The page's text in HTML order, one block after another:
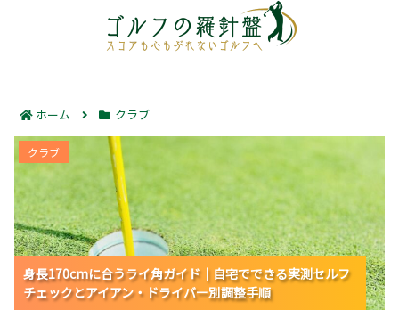
ホーム クラブ
身長170cmに合うライ角ガイド｜自宅でできる実測セル
フチェックとアイアン・ドライバー別調整手順
身長170cmに合うライ角ガイド｜自宅でできる実測セルフ
チェックとアイアン・ドライバー別調整手順
身長170cmに合うライ角ガイド｜自宅でできる実測セルフ
チェックとアイアン・ドライバー別調整手順
身長170cmに合うライ角ガイド｜自宅でできる実測セルフ
チェックとアイアン・ドライバー別調整手順
クラブ